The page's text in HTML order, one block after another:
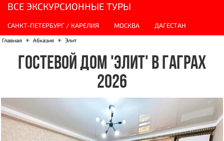
ВСЕ ЭКСКУРСИОННЫЕ ТУРЫ
САНКТ-ПЕТЕРБУРГ / КАРЕЛИЯ МОСКВА ДАГЕСТАН
Главная ☀ Абхазия ☀ Элит
ГОСТЕВОЙ ДОМ 'ЭЛИТ' В ГАГРАХ
2026